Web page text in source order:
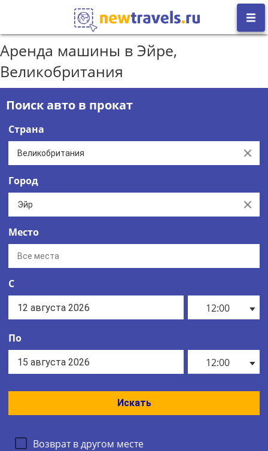
Аренда машины в Эйре,
Великобритания
Поиск авто в прокат
Страна
Clear
Город
Clear
Место
С
12:00
По
12:00
Искать
Возврат в другом месте